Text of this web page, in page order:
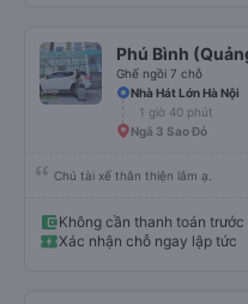
Phú Bình
Ghế ngồi 7 chỗ
Nhà Hát Lớn Hà Nội
1 giờ 40 phút
Ngã 3 Sao Đỏ
Chú tài xế thân thiện lắm ạ.
Không cần thanh toán trước
Xác nhận chỗ ngay lập tức